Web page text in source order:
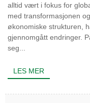
alltid vært i fokus for
med transformasjonen
økonomiske strukturen,
gjennomgått endringer.
seg...
LES MER